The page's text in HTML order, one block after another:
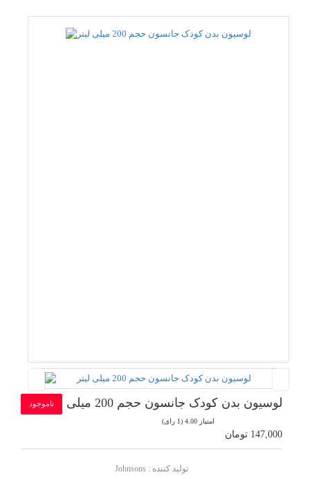
لوسیون بدن کودک جانسون حجم 200 میلی لیتر ناموجود
امتیاز 4.00 (1 رای)
147,000 تومان
تولید کننده : Johnsons